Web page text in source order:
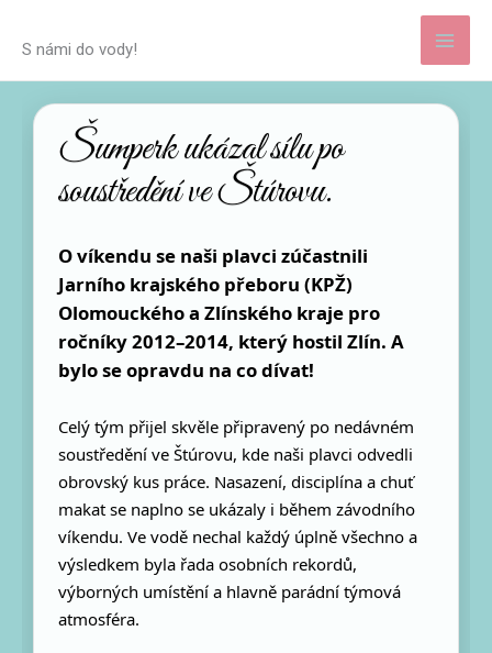
S námi do vody!
Šumperk ukázal sílu po
soustředění ve Štúrovu.
O víkendu se naši plavci zúčastnili
Jarního krajského přeboru (KPŽ)
Olomouckého a Zlínského kraje pro
ročníky 2012–2014, který hostil Zlín. A
bylo se opravdu na co dívat!
Celý tým přijel skvěle připravený po nedávném
soustředění ve Štúrovu, kde naši plavci odvedli
obrovský kus práce. Nasazení, disciplína a chuť
makat se naplno se ukázaly i během závodního
víkendu. Ve vodě nechal každý úplně všechno a
výsledkem byla řada osobních rekordů,
výborných umístění a hlavně parádní týmová
atmosféra.